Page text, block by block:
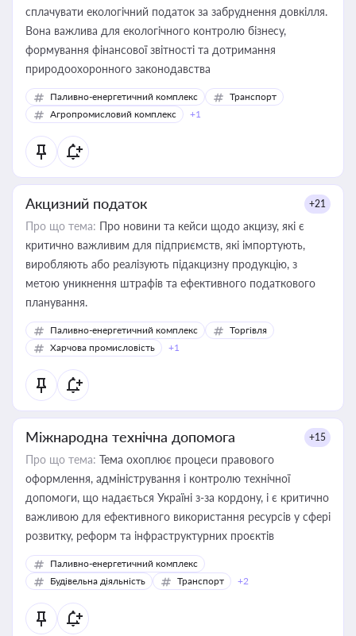
сплачувати екологічний податок за забруднення довкілля.
Вона важлива для екологічного контролю бізнесу,
формування фінансової звітності та дотримання
природоохоронного законодавства
Паливно-енергетичний комплекс
Транспорт
Агропромисловий комплекс
+1
Акцизний податок +21
Про що тема: Про новини та кейси щодо акцизу, які є
критично важливим для підприємств, які імпортують,
виробляють або реалізують підакцизну продукцію, з
метою уникнення штрафів та ефективного податкового
планування.
Паливно-енергетичний комплекс
Торгівля
Харчова промисловість
+1
Міжнародна технічна допомога +15
Про що тема: Тема охоплює процеси правового
оформлення, адміністрування і контролю технічної
допомоги, що надається Україні з-за кордону, і є критично
важливою для ефективного використання ресурсів у сфері
розвитку, реформ та інфраструктурних проєктів
Паливно-енергетичний комплекс
Будівельна діяльність
Транспорт +2